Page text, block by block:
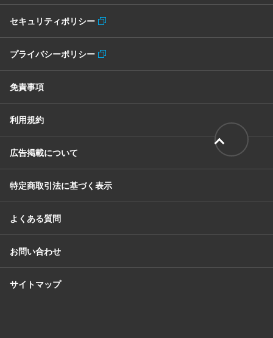
セキュリティポリシー
プライバシーポリシー
免責事項
利用規約
広告掲載について
特定商取引法に基づく表示
よくある質問
お問い合わせ
サイトマップ